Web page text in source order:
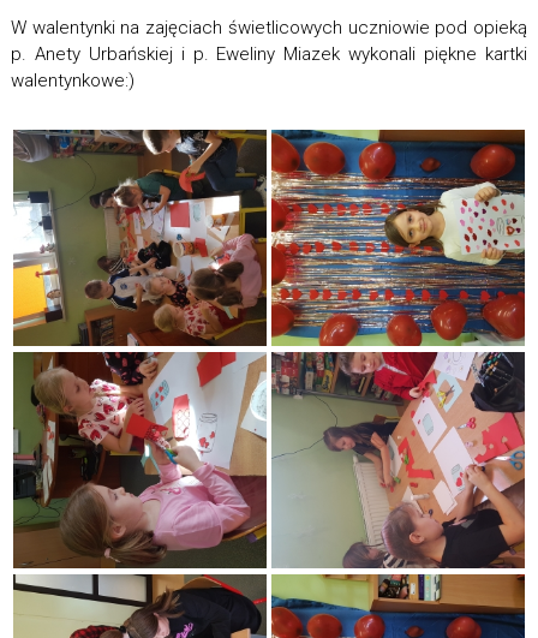
W walentynki na zajęciach świetlicowych uczniowie pod opieką
p. Anety Urbańskiej i p. Eweliny Miazek wykonali piękne kartki
walentynkowe:)